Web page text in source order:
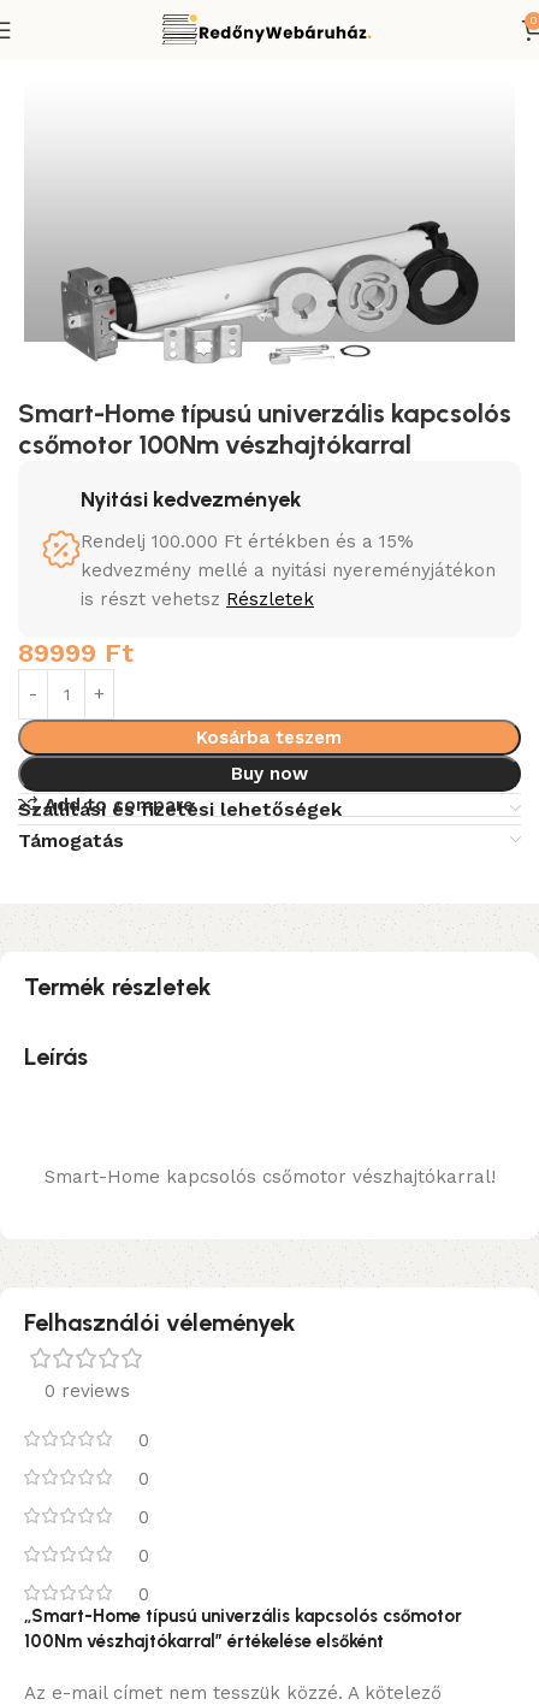
0
Redőnymotor Smart-Home típusú redőnymotorok
Smart-Home típusú univerzális kapcsolós
csőmotor 100Nm vészhajtókarral
Nyitási kedvezmények
Rendelj 100.000 Ft értékben és a 15%
kedvezmény mellé a nyitási nyereményjátékon
is részt vehetsz Részletek
89999 Ft
Kosárba teszem
Buy now
Add to compare
Szállítási és fizetési lehetőségek
Támogatás
Termék részletek
Leírás
Smart-Home kapcsolós csőmotor vészhajtókarral!
Felhasználói vélemények
0 reviews
0
0
0
0
0
„Smart-Home típusú univerzális kapcsolós csőmotor
100Nm vészhajtókarral” értékelése elsőként
Az e-mail címet nem tesszük közzé. A kötelező